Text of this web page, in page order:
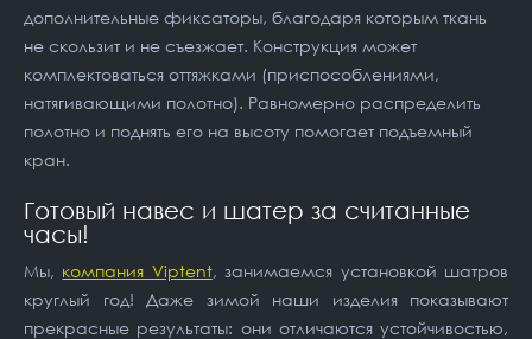
дополнительные фиксаторы, благодаря которым ткань
не скользит и не съезжает. Конструкция может
комплектоваться оттяжками (приспособлениями,
натягивающими полотно). Равномерно распределить
полотно и поднять его на высоту помогает подъемный
кран.
Готовый навес и шатер за считанные
часы!
Мы, компания Viptent, занимаемся установкой шатров
круглый год! Даже зимой наши изделия показывают
прекрасные результаты: они отличаются устойчивостью,